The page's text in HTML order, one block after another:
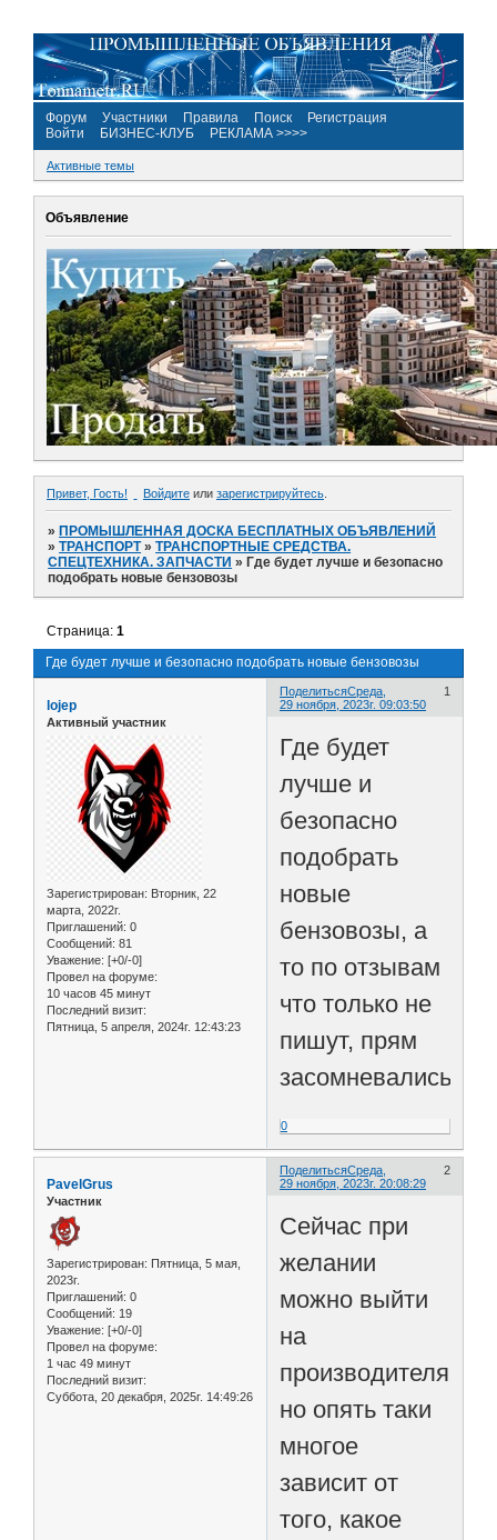
Форум Участники Правила Поиск
Регистрация
Войти
БИЗНЕС-КЛУБ РЕКЛАМА >>>>
Активные темы
Объявление
Привет, Гость! Войдите или зарегистрируйтесь
»ПРОМЫШЛЕННАЯ ДОСКА БЕСПЛАТНЫХ ОБЪЯВЛЕНИЙ
»ТРАНСПОРТ »ТРАНСПОРТНЫЕ СРЕДСТВА.
СПЕЦТЕХНИКА. ЗАПЧАСТИ »Где будет лучше и безопасно
подобрать новые бензовозы
Где будет лучше и безопасно подобрать новые бензовозы
Страница:1
Поделиться 1
Среда,
29 ноября, 2023г. 09:03:50
lojep
Активный участник
Зарегистрирован: Вторник, 22
марта, 2022г.
Приглашений: 0
Сообщений: 81
Уважение: [+0/-0]
Провел на форуме:
10 часов 45 минут
Последний визит:
Пятница, 5 апреля, 2024г. 12:43:23
Где будет
лучше и
безопасно
подобрать
новые
бензовозы, а
то по отзывам
что только не
пишут, прям
засомневались.
0
Поделиться 2
Среда,
29 ноября, 2023г. 20:08:29
PavelGrus
Участник
Зарегистрирован: Пятница, 5 мая,
2023г.
Приглашений: 0
Сообщений: 19
Уважение: [+0/-0]
Провел на форуме:
1 час 49 минут
Последний визит:
Суббота, 20 декабря, 2025г. 14:49:26
Сейчас при
желании
можно выйти
на
производителя,
но опять таки
многое
зависит от
того, какое